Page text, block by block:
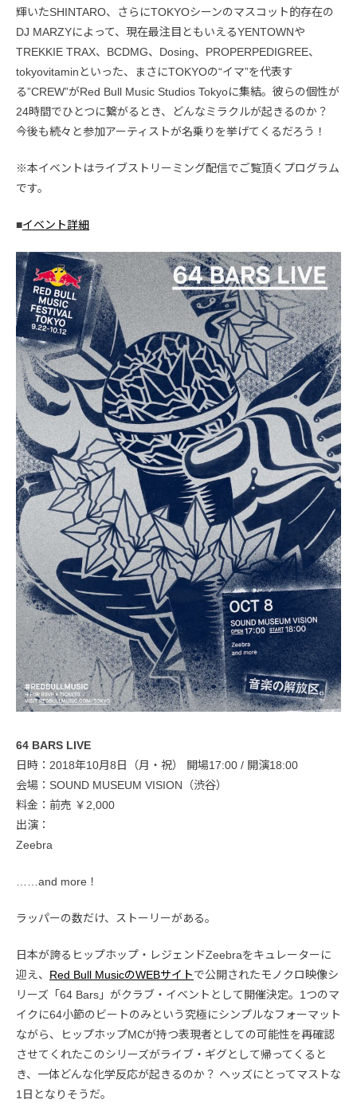
輝いたSHINTARO、さらにTOKYOシーンのマスコット的存在の
DJ MARZYによって、現在最注目ともいえるYENTOWNや
TREKKIE TRAX、BCDMG、Dosing、PROPERPEDIGREE、
tokyovitaminといった、まさにTOKYOの“イマ”を代表す
る”CREW”がRed Bull Music Studios Tokyoに集結。彼らの個性が
24時間でひとつに繋がるとき、どんなミラクルが起きるのか？
今後も続々と参加アーティストが名乗りを挙げてくるだろう！
※本イベントはライブストリーミング配信でご覧頂くプログラム
です。
■イベント詳細
64 BARS LIVE
日時：2018年10月8日（月・祝） 開場17:00 / 開演18:00
会場：SOUND MUSEUM VISION（渋谷）
料金：前売 ￥2,000
出演：
Zeebra
……and more！
ラッパーの数だけ、ストーリーがある。
日本が誇るヒップホップ・レジェンドZeebraをキュレーターに
迎え、 Red Bull MusicのWEBサイトで公開されたモノクロ映像シ
リーズ「64 Bars」がクラブ・イベントとして開催決定。1つのマ
イクに64小節のビートのみという究極にシンプルなフォーマット
ながら、ヒップホップMCが持つ表現者としての可能性を再確認
させてくれたこのシリーズがライブ・ギグとして帰ってくると
き、一体どんな化学反応が起きるのか？ ヘッズにとってマストな
1日となりそうだ。